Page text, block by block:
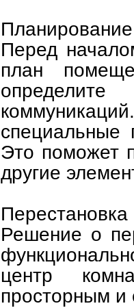
Перед
план
специальные
Это поможет
другие
Перестановка
Решение о
центр
просторным и